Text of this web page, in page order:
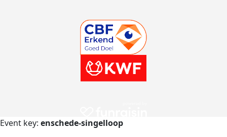
Event key: enschede-singelloop